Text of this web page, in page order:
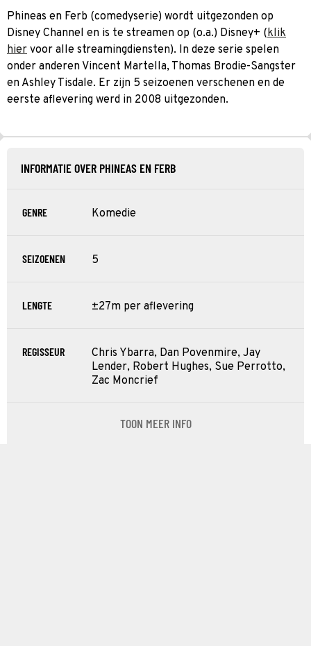
Phineas en Ferb (comedyserie) wordt uitgezonden op
Disney Channel en is te streamen op (o.a.) Disney+ (klik
hier voor alle streamingdiensten). In deze serie spelen
onder anderen Vincent Martella, Thomas Brodie-Sangster
en Ashley Tisdale. Er zijn 5 seizoenen verschenen en de
eerste aflevering werd in 2008 uitgezonden.
INFORMATIE OVER PHINEAS EN FERB
GENRE Komedie
SEIZOENEN 5
LENGTE ±27m per aflevering
REGISSEUR
Chris Ybarra, Dan Povenmire, Jay
Lender, Robert Hughes, Sue Perrotto,
Zac Moncrief
TOON MEER INFO